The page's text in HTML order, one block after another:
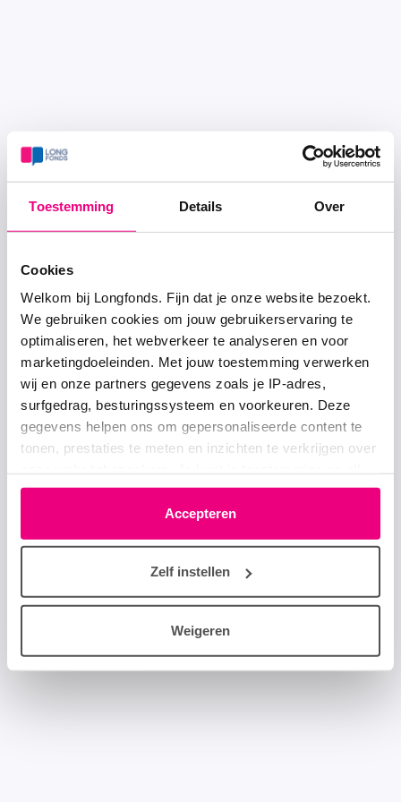
Toestemming Details Over
Cookies
Welkom bij Longfonds. Fijn dat je onze website bezoekt.
We gebruiken cookies om jouw gebruikerservaring te
optimaliseren, het webverkeer te analyseren en voor
marketingdoeleinden. Met jouw toestemming verwerken
wij en onze partners gegevens zoals je IP-adres,
surfgedrag, besturingssysteem en voorkeuren. Deze
gegevens helpen ons om gepersonaliseerde content te
tonen, prestaties te meten en inzichten te verkrijgen over
moment wijzigen of intrekken via het cookie-icoontje
linksonder elke pagina. De lijst met partners is te vinden
in het tabblad “details”.
Accepteren
Zelf instellen
Weigeren